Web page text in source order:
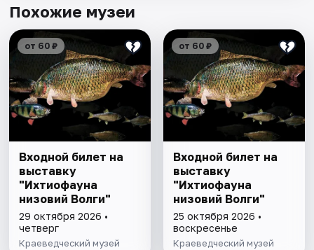
Похожие музеи
от 60 ₽
Входной билет на
выставку
"Ихтиофауна
низовий Волги"
29 октября 2026 •
четверг
Краеведческий музей
от 60 ₽
Входной билет на
выставку
"Ихтиофауна
низовий Волги"
25 октября 2026 •
воскресенье
Краеведческий музей